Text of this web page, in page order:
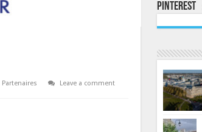
Partenaires
Leave a comment
Pinterest